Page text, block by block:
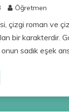
Öğretmen
çizgi roman ve
bir karakterdir.
sadık eşek